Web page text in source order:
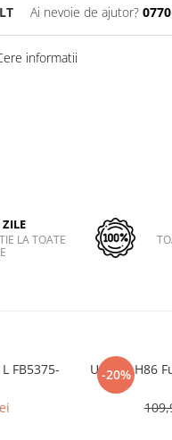
Ai nevoie de ajutor?
informatii
LA TOATE
FB5375-
-20%
U NSW H86